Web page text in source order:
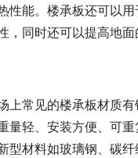
能。楼承板还可以
同时还可以提高地
常见的楼承板材质
轻、安装方便、可
材料如玻璃钢、碳